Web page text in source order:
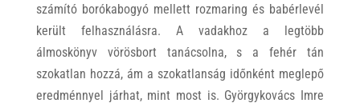
számító borókabogyó mellett rozmaring és babérlevél
került felhasználásra. A vadakhoz a legtöbb
álmoskönyv vörösbort tanácsolna, s a fehér tán
szokatlan hozzá, ám a szokatlanság időnként meglepő
eredménnyel járhat, mint most is. Györgykovács Imre